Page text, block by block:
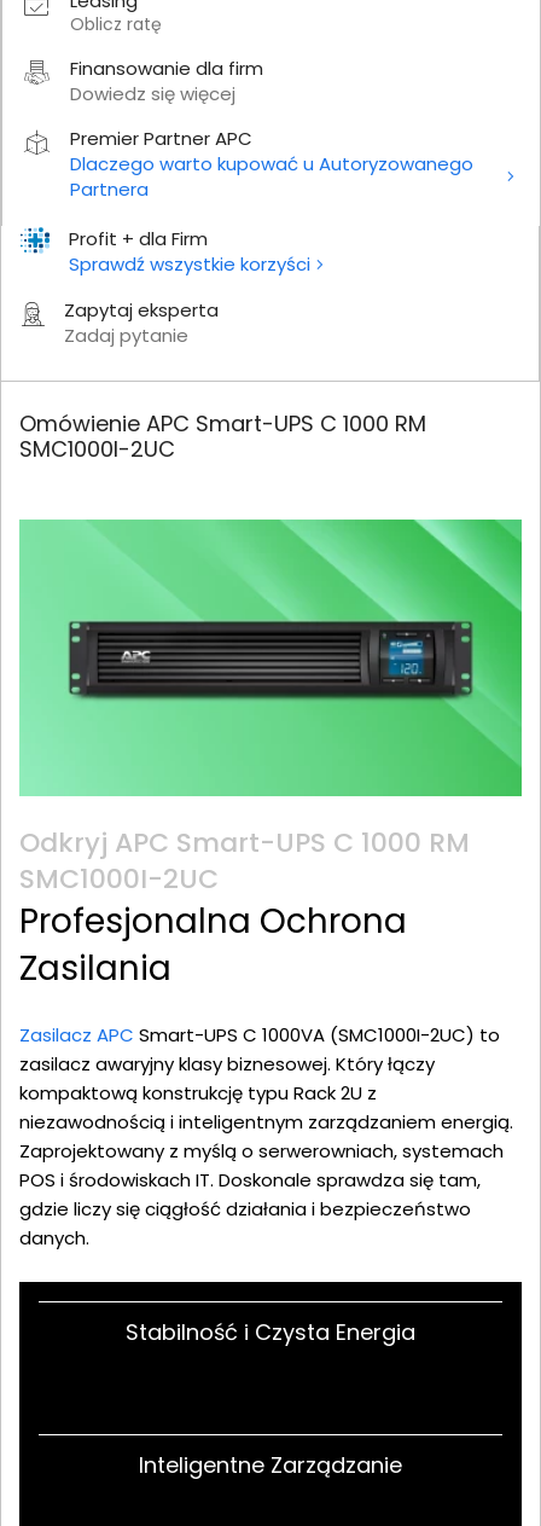
Profit + dla Firm
Sprawdź wszystkie korzyści
Zapytaj eksperta
Zadaj pytanie
Oblicz ratę
Finansowanie dla firm
Dowiedz się więcej
Premier Partner APC
Dlaczego warto kupować u Autoryzowanego
Partnera
Omówienie APC Smart-UPS C 1000 RM
SMC1000I-2UC
Odkryj APC Smart-UPS C 1000 RM
SMC1000I-2UC
Profesjonalna Ochrona
Zasilania
Zasilacz APC Smart-UPS C 1000VA (SMC1000I-2UC) to
zasilacz awaryjny klasy biznesowej. Który łączy
kompaktową konstrukcję typu Rack 2U z
niezawodnością i inteligentnym zarządzaniem energią.
Zaprojektowany z myślą o serwerowniach, systemach
POS i środowiskach IT. Doskonale sprawdza się tam,
gdzie liczy się ciągłość działania i bezpieczeństwo
danych.
Stabilność i Czysta Energia
Inteligentne Zarządzanie